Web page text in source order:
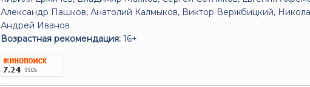
Александр Пашков, Анатолий Калмыков, Виктор Вержбицкий,
Андрей Иванов
Возрастная рекомендация: 16+